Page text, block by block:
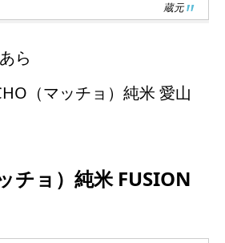
蔵元
ら
（マッチョ）純米 愛山
チョ） 純米 FUSION